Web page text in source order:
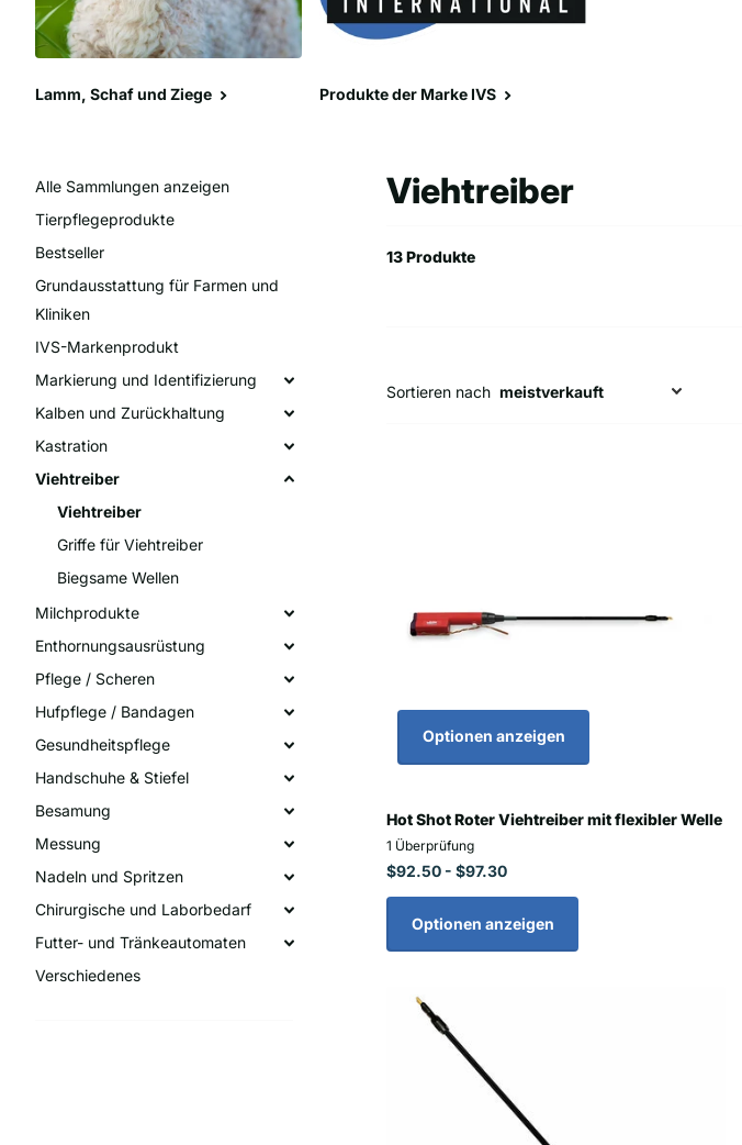
Lamm, Schaf und Ziege Produkte der Marke IVS
Viehtreiber
13 Produkte
Sortieren nach
Optionen anzeigen
Hot Shot Roter Viehtreiber mit flexibler Welle
1 Überprüfung
$92.50 - $97.30
Optionen anzeigen
Alle Sammlungen anzeigen
Tierpflegeprodukte
Bestseller
Grundausstattung für Farmen und
Kliniken
IVS-Markenprodukt
Markierung und Identifizierung
Kalben und Zurückhaltung
Kastration
Viehtreiber
Viehtreiber
Griffe für Viehtreiber
Biegsame Wellen
Milchprodukte
Enthornungsausrüstung
Pflege / Scheren
Hufpflege / Bandagen
Gesundheitspflege
Handschuhe & Stiefel
Besamung
Messung
Nadeln und Spritzen
Chirurgische und Laborbedarf
Futter- und Tränkeautomaten
Verschiedenes